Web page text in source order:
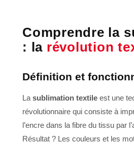
Comprendre la
: la révolution
Définition et
La sublimation textile est une
révolutionnaire qui consiste à
l’encre dans la fibre du tissu par
Résultat ? Les couleurs et les